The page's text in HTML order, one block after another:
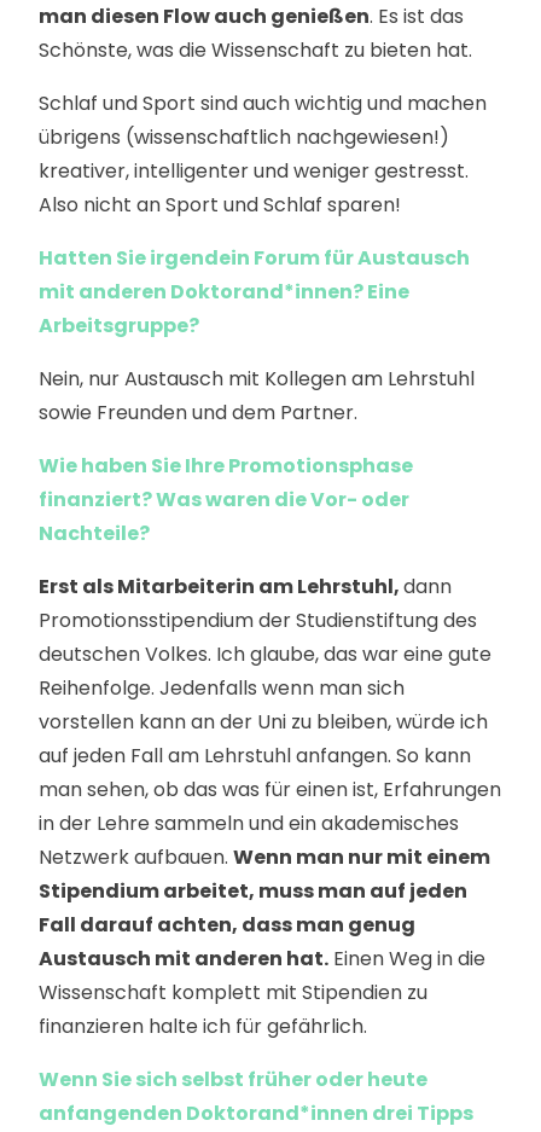
man diesen Flow auch genießen. Es ist das
Schönste, was die Wissenschaft zu bieten hat.
Schlaf und Sport sind auch wichtig und machen
übrigens (wissenschaftlich nachgewiesen!)
kreativer, intelligenter und weniger gestresst.
Also nicht an Sport und Schlaf sparen!
Hatten Sie irgendein Forum für Austausch
mit anderen Doktorand*innen? Eine
Arbeitsgruppe?
Nein, nur Austausch mit Kollegen am Lehrstuhl
sowie Freunden und dem Partner.
Wie haben Sie Ihre Promotionsphase
finanziert? Was waren die Vor- oder
Nachteile?
Erst als Mitarbeiterin am Lehrstuhl,dann
Promotionsstipendium der Studienstiftung des
deutschen Volkes. Ich glaube, das war eine gute
Reihenfolge. Jedenfalls wenn man sich
vorstellen kann an der Uni zu bleiben, würde ich
auf jeden Fall am Lehrstuhl anfangen. So kann
man sehen, ob das was für einen ist, Erfahrungen
in der Lehre sammeln und ein akademisches
Netzwerk aufbauen. Wenn man nur mit einem
Stipendium arbeitet, muss man auf jeden
Fall darauf achten, dass man genug
Austausch mit anderen hat. Einen Weg in die
Wissenschaft komplett mit Stipendien zu
finanzieren halte ich für gefährlich.
Wenn Sie sich selbst früher oder heute
anfangenden Doktorand*innen drei Tipps